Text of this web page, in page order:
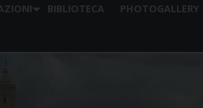
BIBLIOTECA PHOTOGALLERY